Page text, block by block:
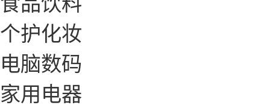
个护化妆
电脑数码
家用电器